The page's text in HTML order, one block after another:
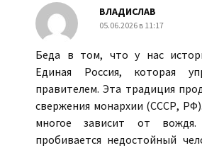
ВЛАДИСЛАВ
05.06.2026 в 11:17
Беда в том, что у нас
Единая Россия, которая
правителем. Эта традиция
свержения монархии (СССР,
многое зависит от
пробивается недостойный